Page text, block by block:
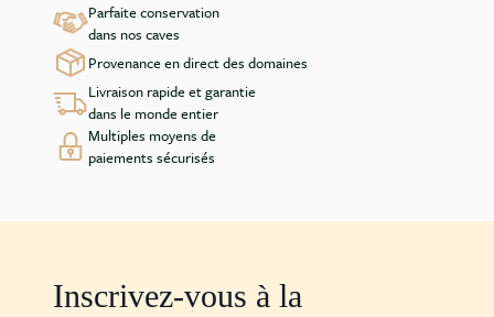
Parfaite conservation
dans nos caves
Provenance en direct des domaines
Livraison rapide et garantie
dans le monde entier
Multiples moyens de
paiements sécurisés
Inscrivez-vous à la